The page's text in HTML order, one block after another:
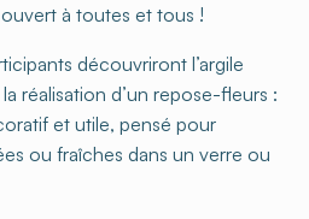
à toutes et tous !
découvriront l’argile
réalisation d’un repose-fleurs :
et utile, pensé pour
ou fraîches dans un verre ou